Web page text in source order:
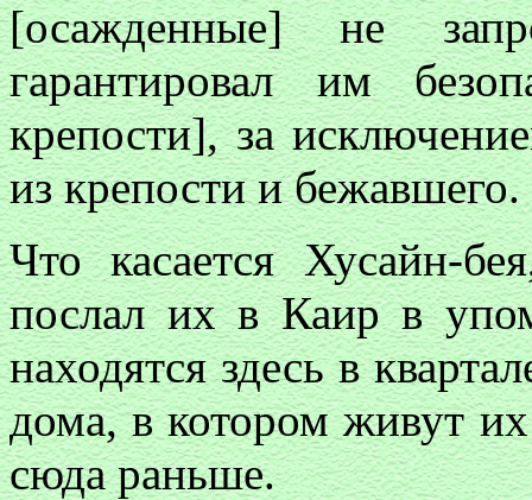
[осажденные] не
гарантировал им
крепости], за
из крепости и бежавшего.
Что касается Хусайн-
послал их в Каир в
находятся здесь в
дома, в котором живут
сюда раньше.